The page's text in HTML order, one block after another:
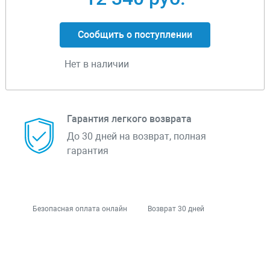
Сообщить о поступлении
Нет в наличии
Гарантия легкого возврата
До 30 дней на возврат, полная
гарантия
Безопасная оплата онлайн Возврат 30 дней